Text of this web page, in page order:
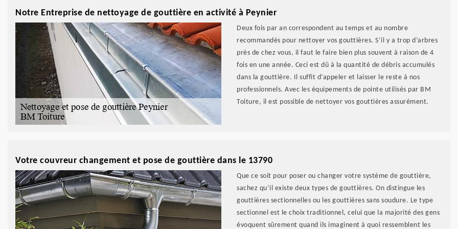
Notre Entreprise de nettoyage de gouttière en activité à Peynier
Deux fois par an correspondent au temps et au nombre
recommandés pour nettoyer vos gouttières. S’il y a trop d’arbres
près de chez vous, il faut le faire bien plus souvent à raison de 4
fois en une année. Ceci est dû à la quantité de débris accumulés
dans la gouttière. Il suffit d’appeler et laisser le reste à nos
professionnels. Avec les équipements de pointe utilisés par BM
Toiture, il est possible de nettoyer vos gouttières assurément.
Votre couvreur changement et pose de gouttière dans le 13790
Que ce soit pour poser ou changer votre système de gouttière,
sachez qu’il existe deux types de gouttières. On distingue les
gouttières sectionnelles ou les gouttières sans soudure. Le type
sectionnel est le choix traditionnel, celui que la majorité des gens
évoquent sûrement quand ils imaginent à quoi ressemblent les